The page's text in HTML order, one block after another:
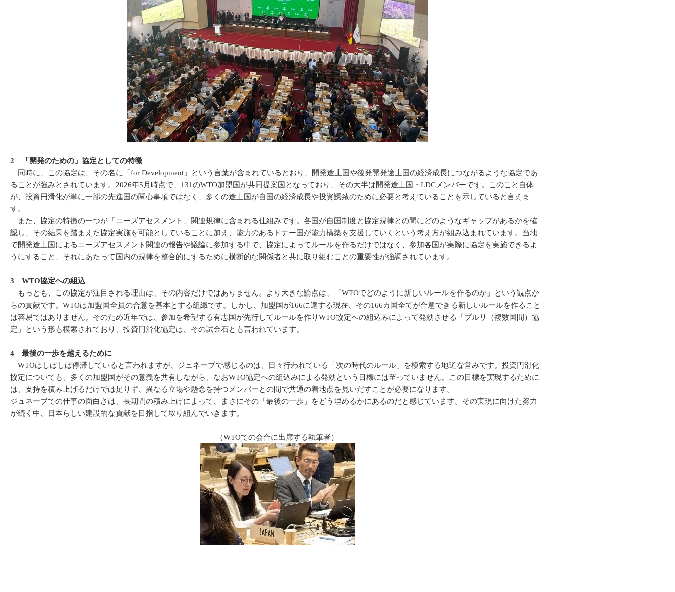
2 「開発のための」協定としての特徴
同時に、この協定は、その名に「for Development」という言葉が含まれているとおり、開発途上国や後発開発途上国の経済成長につながるような協定であ
ることが強みとされています。2026年5月時点で、131のWTO加盟国が共同提案国となっており、その大半は開発途上国・LDCメンバーです。このこと自体
が、投資円滑化が単に一部の先進国の関心事項ではなく、多くの途上国が自国の経済成長や投資誘致のために必要と考えていることを示していると言えま
す。
また、協定の特徴の一つが「ニーズアセスメント」関連規律に含まれる仕組みです。各国が自国制度と協定規律との間にどのようなギャップがあるかを確
認し、その結果を踏まえた協定実施を可能としていることに加え、能力のあるドナー国が能力構築を支援していくという考え方が組み込まれています。当地
で開発途上国によるニーズアセスメント関連の報告や議論に参加する中で、協定によってルールを作るだけではなく、参加各国が実際に協定を実施できるよ
うにすること、それにあたって国内の規律を整合的にするために横断的な関係者と共に取り組むことの重要性が強調されています。
3 WTO協定への組込
もっとも、この協定が注目される理由は、その内容だけではありません。より大きな論点は、「WTOでどのように新しいルールを作るのか」という観点か
らの貢献です。WTOは加盟国全員の合意を基本とする組織です。しかし、加盟国が166に達する現在、その166カ国全てが合意できる新しいルールを作ること
は容易ではありません。そのため近年では、参加を希望する有志国が先行してルールを作りWTO協定への組込みによって発効させる「プルリ（複数国間）協
定」という形も模索されており、投資円滑化協定は、その試金石とも言われています。
4 最後の一歩を越えるために
WTOはしばしば停滞していると言われますが、ジュネーブで感じるのは、日々行われている「次の時代のルール」を模索する地道な営みです。投資円滑化
協定についても、多くの加盟国がその意義を共有しながら、なおWTO協定への組込みによる発効という目標には至っていません。この目標を実現するために
は、支持を積み上げるだけでは足りず、異なる立場や懸念を持つメンバーとの間で共通の着地点を見いだすことが必要になります。
ジュネーブでの仕事の面白さは、長期間の積み上げによって、まさにその「最後の一歩」をどう埋めるかにあるのだと感じています。その実現に向けた努力
が続く中、日本らしい建設的な貢献を目指して取り組んでいきます。
（WTOでの会合に出席する執筆者）